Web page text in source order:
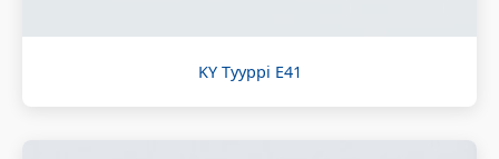
KY Tyyppi E41